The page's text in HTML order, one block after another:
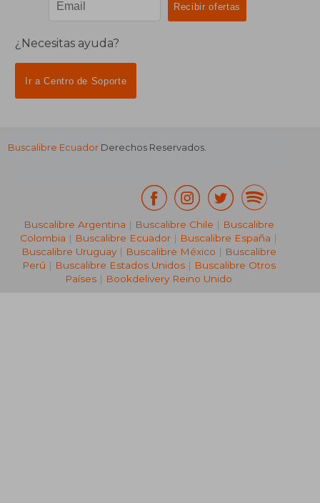
¿Necesitas ayuda?
Ir a Centro de Soporte
Buscalibre Ecuador Derechos Reservados.
Buscalibre Argentina | Buscalibre Chile | Buscalibre
Colombia | Buscalibre Ecuador | Buscalibre España |
Buscalibre Uruguay| Buscalibre México | Buscalibre
Perú | Buscalibre Estados Unidos| Buscalibre Otros
Países | Bookdelivery Reino Unido